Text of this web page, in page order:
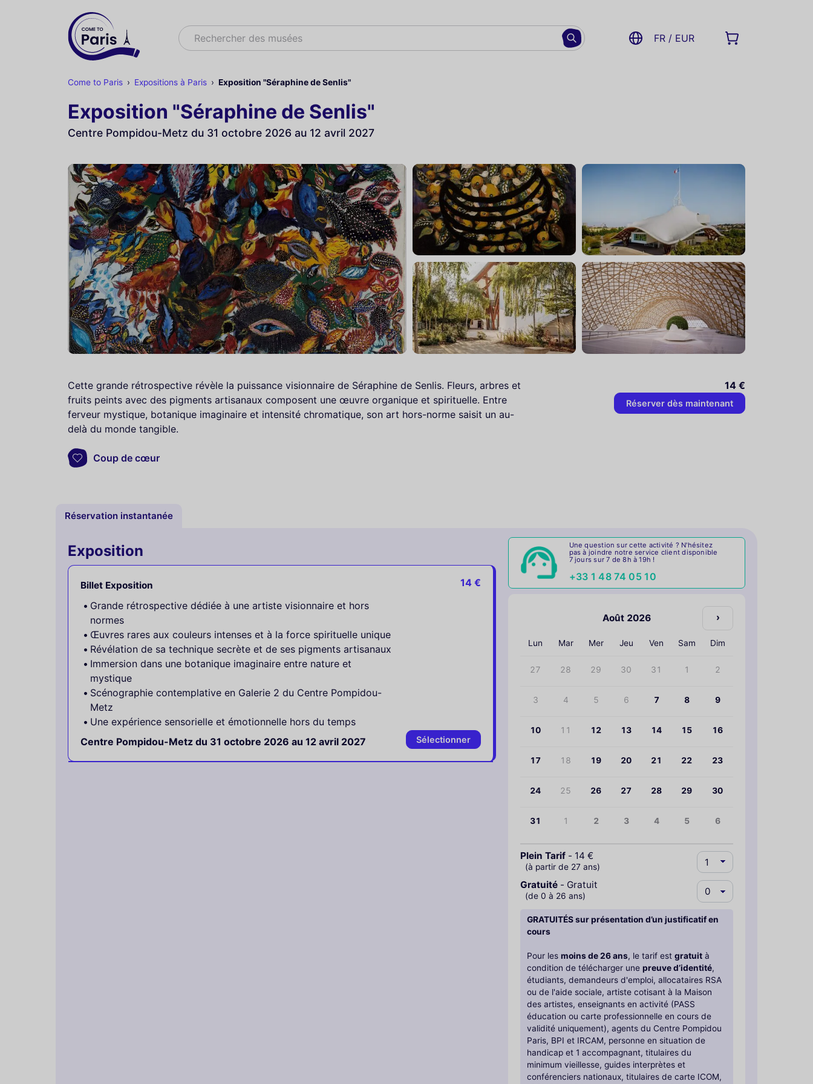
Rechercher
Rechercher des musé FR / EUR
Come to Paris Expositions à Paris Exposition "Séraphine de Senlis"
Exposition "Séraphine de Senlis"
Centre Pompidou-Metz du 31 octobre 2026 au 12 avril 2027
Cette grande rétrospective révèle la puissance visionnaire de Séraphine de Senlis. Fleurs, arbres et
fruits peints avec des pigments artisanaux composent une œuvre organique et spirituelle. Entre
ferveur mystique, botanique imaginaire et intensité chromatique, son art hors-norme saisit un au-
delà du monde tangible.
Coup de cœur
14 €
Réserver dès maintenant
Une question sur cette activité ? N'hésitez
pas à joindre notre service client disponible
7 jours sur 7 de 8h à 19h !
+33 1 48 74 05 10
Réservation instantanée
Exposition
Billet Exposition
Grande rétrospective dédiée à une artiste visionnaire et hors
normes
Œuvres rares aux couleurs intenses et à la force spirituelle unique
Révélation de sa technique secrète et de ses pigments artisanaux
Immersion dans une botanique imaginaire entre nature et
mystique
Scénographie contemplative en Galerie 2 du Centre Pompidou-
Metz
Une expérience sensorielle et émotionnelle hors du temps
Centre Pompidou-Metz du 31 octobre 2026 au 12 avril 2027
14 €
Sélectionner
Août 2026 ›
Lun Mar Mer Jeu Ven Sam Dim
27 28 29 30 31 1 2
3 4 5 6 7 8 9
10 11 12 13 14 15 16
17 18 19 20 21 22 23
24 25 26 27 28 29 30
31 1 2 3 4 5 6
Plein Tarif - 14 €
(à partir de 27 ans)
Gratuité - Gratuit
(de 0 à 26 ans)
GRATUITÉS sur présentation d’un justificatif en
cours
Pour les moins de 26 ans, le tarif est gratuit à
condition de télécharger une preuve d’identité,
étudiants, demandeurs d'emploi, allocataires RSA
ou de l'aide sociale, artiste cotisant à la Maison
des artistes, enseignants en activité (PASS
éducation ou carte professionnelle en cours de
validité uniquement), agents du Centre Pompidou
Paris, BPI et IRCAM, personne en situation de
handicap et 1 accompagnant, titulaires du
minimum vieillesse, guides interprètes et
conférenciers nationaux, titulaires de carte ICOM,